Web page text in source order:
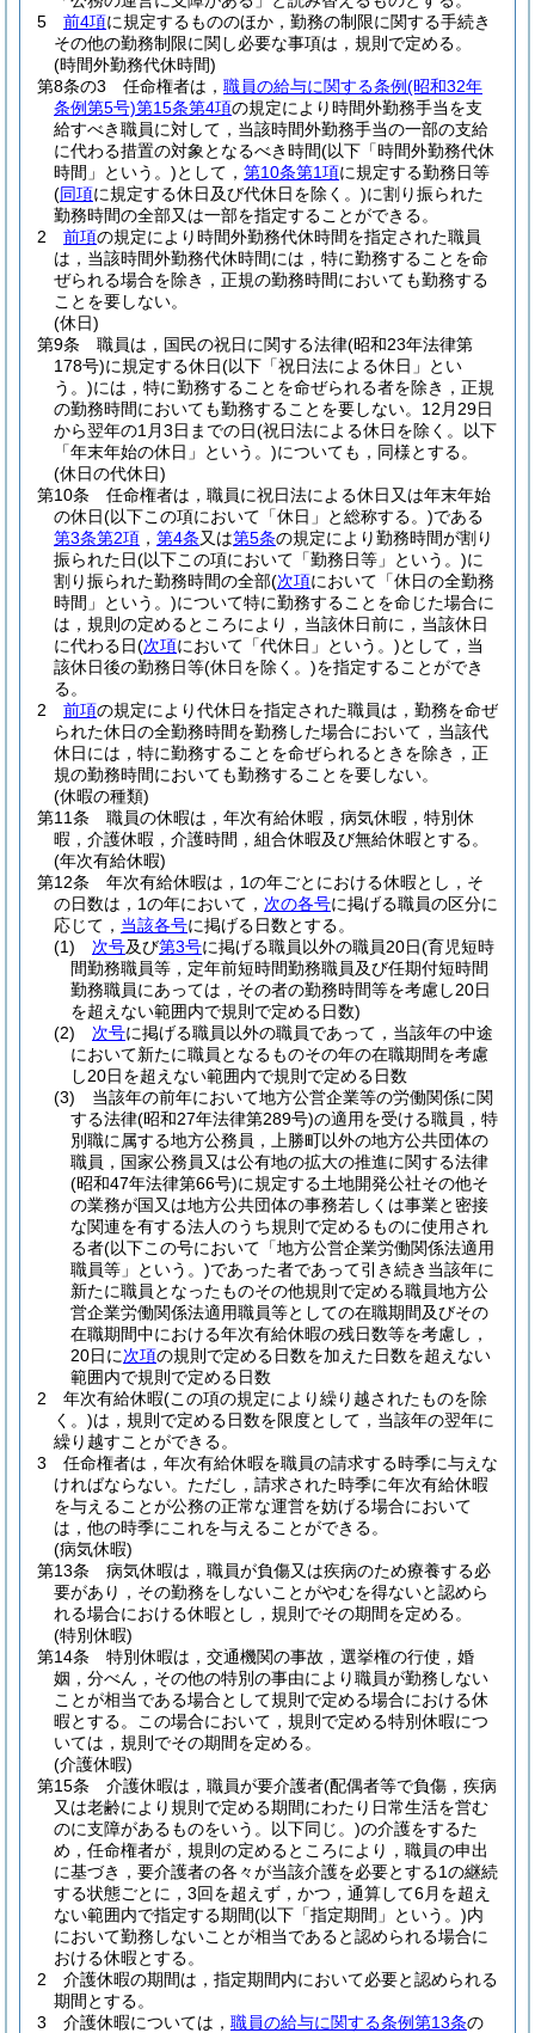
5
前4項に規定するもののほか，勤務の制限に関する手続き
その他の勤務制限に関し必要な事項は，規則で定める。
(時間外勤務代休時間)
第8条の3
任命権者は， 職員の給与に関する条例(昭和32年
条例第5号)第15条第4項の規定により時間外勤務手当を支
給すべき職員に対して，当該時間外勤務手当の一部の支給
に代わる措置の対象となるべき時間(以下「時間外勤務代休
時間」という。)として， 第10条第1項に規定する勤務日等
(同項に規定する休日及び代休日を除く。)に割り振られた
勤務時間の全部又は一部を指定することができる。
2
前項の規定により時間外勤務代休時間を指定された職員
は，当該時間外勤務代休時間には，特に勤務することを命
ぜられる場合を除き，正規の勤務時間においても勤務する
ことを要しない。
(休日)
第9条
職員は，国民の祝日に関する法律(昭和23年法律第
178号)に規定する休日(以下「祝日法による休日」とい
う。)には，特に勤務することを命ぜられる者を除き，正規
の勤務時間においても勤務することを要しない。 12月29日
から翌年の1月3日までの日(祝日法による休日を除く。以下
「年末年始の休日」という。)についても，同様とする。
(休日の代休日)
第10条
任命権者は，職員に祝日法による休日又は年末年始
の休日(以下この項において「休日」と総称する。)である
第3条第2項 ， 第4条又は第5条の規定により勤務時間が割り
振られた日(以下この項において「勤務日等」という。)に
割り振られた勤務時間の全部(次項において「休日の全勤務
時間」という。)について特に勤務することを命じた場合に
は，規則の定めるところにより，当該休日前に，当該休日
に代わる日(次項において「代休日」という。)として，当
該休日後の勤務日等(休日を除く。)を指定することができ
る。
2
前項の規定により代休日を指定された職員は，勤務を命ぜ
られた休日の全勤務時間を勤務した場合において，当該代
休日には，特に勤務することを命ぜられるときを除き，正
規の勤務時間においても勤務することを要しない。
(休暇の種類)
第11条
職員の休暇は，年次有給休暇，病気休暇，特別休
暇，介護休暇，介護時間，組合休暇及び無給休暇とする。
(年次有給休暇)
第12条
年次有給休暇は，1の年ごとにおける休暇とし，そ
の日数は，1の年において， 次の各号に掲げる職員の区分に
応じて， 当該各号に掲げる日数とする。
(1)
次号及び第3号に掲げる職員以外の職員20日(育児短時
間勤務職員等，定年前短時間勤務職員及び任期付短時間
勤務職員にあっては，その者の勤務時間等を考慮し20日
を超えない範囲内で規則で定める日数)
(2)
次号に掲げる職員以外の職員であって，当該年の中途
において新たに職員となるものその年の在職期間を考慮
し20日を超えない範囲内で規則で定める日数
(3)
当該年の前年において地方公営企業等の労働関係に関
する法律(昭和27年法律第289号)の適用を受ける職員，特
別職に属する地方公務員，上勝町以外の地方公共団体の
職員，国家公務員又は公有地の拡大の推進に関する法律
(昭和47年法律第66号)に規定する土地開発公社その他そ
の業務が国又は地方公共団体の事務若しくは事業と密接
な関連を有する法人のうち規則で定めるものに使用され
る者(以下この号において「地方公営企業労働関係法適用
職員等」という。)であった者であって引き続き当該年に
新たに職員となったものその他規則で定める職員地方公
営企業労働関係法適用職員等としての在職期間及びその
在職期間中における年次有給休暇の残日数等を考慮し，
20日に次項の規則で定める日数を加えた日数を超えない
範囲内で規則で定める日数
2
年次有給休暇(この項の規定により繰り越されたものを除
く。)は，規則で定める日数を限度として，当該年の翌年に
繰り越すことができる。
3
任命権者は，年次有給休暇を職員の請求する時季に与えな
ければならない。 ただし，請求された時季に年次有給休暇
を与えることが公務の正常な運営を妨げる場合において
は，他の時季にこれを与えることができる。
(病気休暇)
第13条
病気休暇は，職員が負傷又は疾病のため療養する必
要があり，その勤務をしないことがやむを得ないと認めら
れる場合における休暇とし，規則でその期間を定める。
(特別休暇)
第14条
特別休暇は，交通機関の事故，選挙権の行使，婚
姻，分べん，その他の特別の事由により職員が勤務しない
ことが相当である場合として規則で定める場合における休
暇とする。
この場合において，規則で定める特別休暇につ
いては，規則でその期間を定める。
(介護休暇)
第15条
介護休暇は，職員が要介護者(配偶者等で負傷，疾病
又は老齢により規則で定める期間にわたり日常生活を営む
のに支障があるものをいう。以下同じ。)の介護をするた
め，任命権者が，規則の定めるところにより，職員の申出
に基づき，要介護者の各々が当該介護を必要とする1の継続
する状態ごとに，3回を超えず，かつ，通算して6月を超え
ない範囲内で指定する期間(以下「指定期間」という。)内
において勤務しないことが相当であると認められる場合に
おける休暇とする。
2
介護休暇の期間は，指定期間内において必要と認められる
期間とする。
3
介護休暇については， 職員の給与に関する条例第13条の